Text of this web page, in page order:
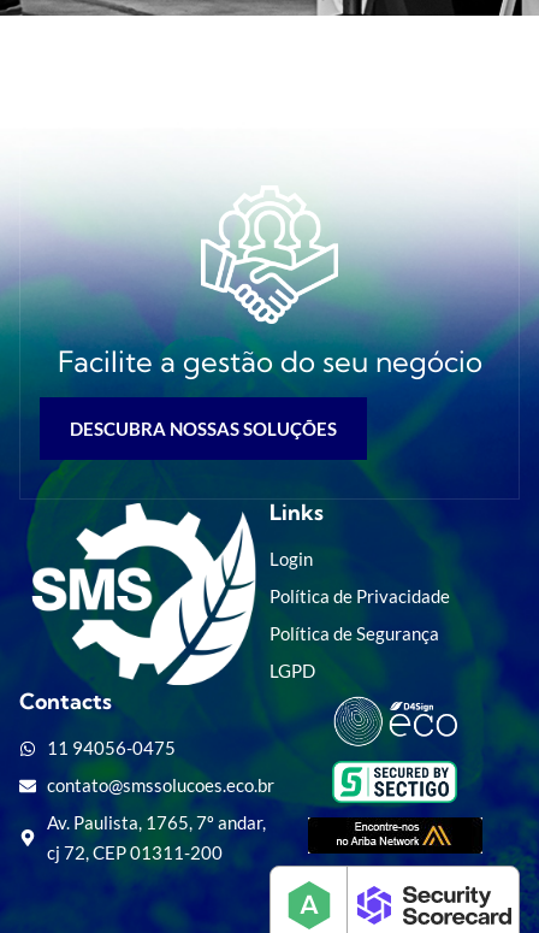
Facilite a gestão do seu negócio
DESCUBRA NOSSAS SOLUÇÕES
Links
Login
Política de Privacidade
Política de Segurança
LGPD
Contacts
11 94056-0475
contato@smssolucoes.eco.br
Av. Paulista, 1765, 7º andar,
cj 72, CEP 01311-200